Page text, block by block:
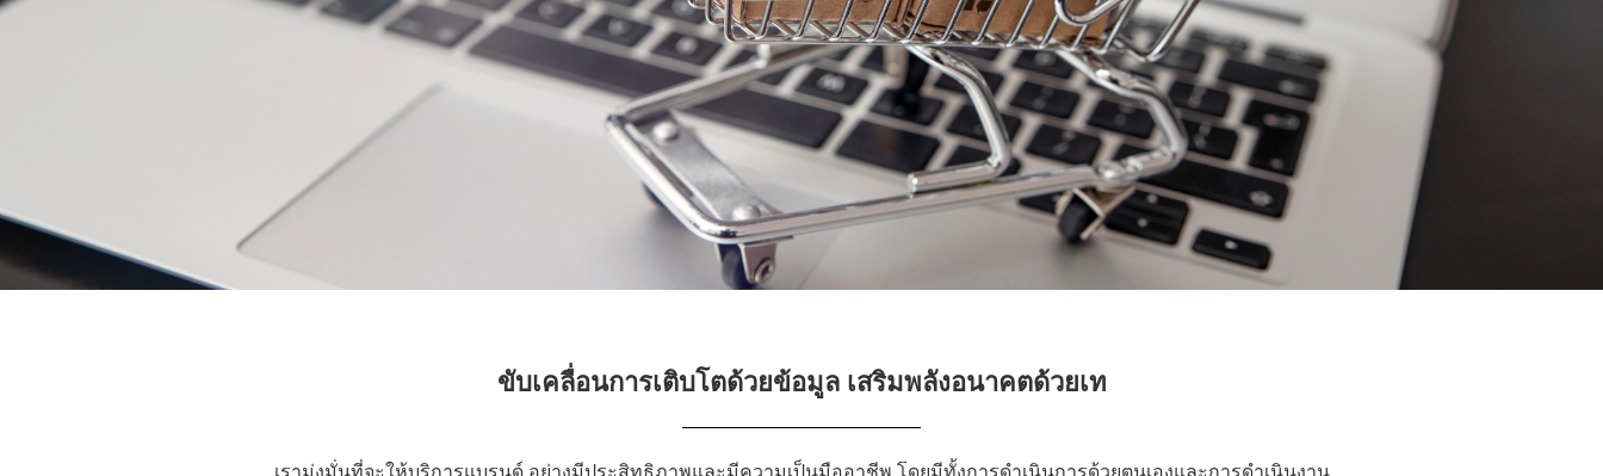
ขับเคลื่อนการเติบโตด้วยข้อมูล เสริมพลังอนาคตด้วยเท
เรามุ่งมั่นที่จะให้บริการแบรนด์ อย่างมีประสิทธิภาพและมีความเป็นมืออาชีพ โดยมีทั้งการดำเนินการด้วยตนเองและการดำเนินงาน